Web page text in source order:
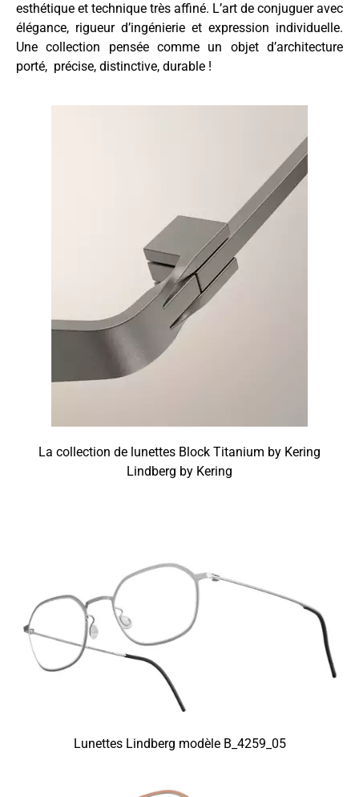
esthétique et technique très affiné. L’art de conjuguer avec
élégance, rigueur d’ingénierie et expression individuelle.
Une collection pensée comme un objet d’architecture
porté, précise, distinctive, durable !
La collection de lunettes Block Titanium by Kering
Lindberg by Kering
Lunettes Lindberg modèle B_4259_05